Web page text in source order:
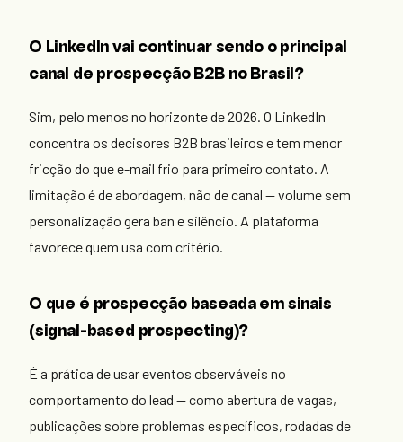
O LinkedIn vai continuar sendo o principal
canal de prospecção B2B no Brasil?
Sim, pelo menos no horizonte de 2026. O LinkedIn
concentra os decisores B2B brasileiros e tem menor
fricção do que e-mail frio para primeiro contato. A
limitação é de abordagem, não de canal — volume sem
personalização gera ban e silêncio. A plataforma
favorece quem usa com critério.
O que é prospecção baseada em sinais
(signal-based prospecting)?
É a prática de usar eventos observáveis no
comportamento do lead — como abertura de vagas,
publicações sobre problemas específicos, rodadas de